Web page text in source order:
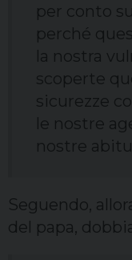
per conto
perché
la nostra
scoperte
sicurezze
le nostre
nostre
Seguendo,
del papa,